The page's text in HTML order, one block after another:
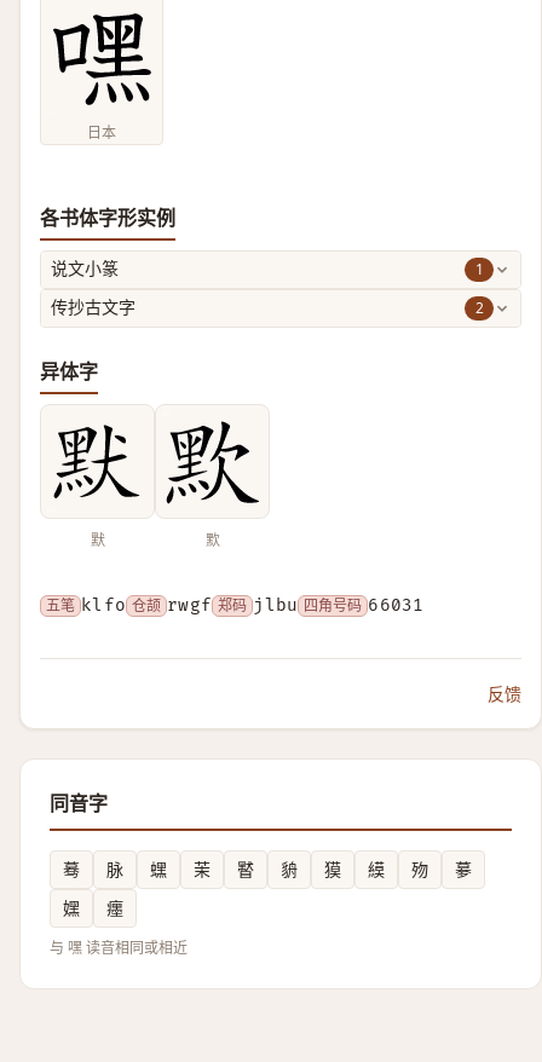
日本
各书体字形实例
说文小篆 1
传抄古文字 2
异体字
默 㱄
五笔 klfo 仓颉 rwgf 郑码 jlbu 四角号码 66031
反馈
同音字
蓦 脉 蟔 茉 䁿 貈 獏 縸 歾
㱳
嫼
癦
与 嘿 读音相同或相近